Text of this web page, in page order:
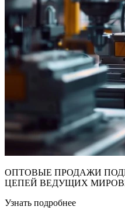
ОПТОВЫЕ ПРОДАЖИ
ЦЕПЕЙ ВЕДУЩИХ
Узнать подробнее